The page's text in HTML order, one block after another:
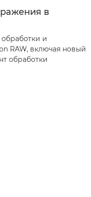
в
и
RAW, включая новый
обработки